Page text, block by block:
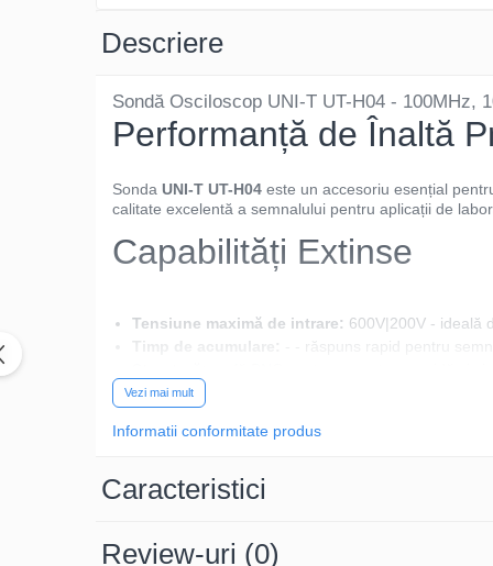
Descriere
Sondă Osciloscop UNI-T UT-H04 - 100MHz,
Performanță de Înaltă
Sonda UNI-T UT-H04 este un accesoriu esențial
calitate excelentă a semnalului pentru aplicații de
Capabilități Extinse
Tensiune maximă de intrare: 600V|200V - ideală
Timp de acumulare:
- - răspuns rapid pentru
Fiabilitate și Conectivitate
fără a perturba circuitul testat.
Vezi mai mult
Informatii conformitate produs
Caracteristici
Review-uri (0)